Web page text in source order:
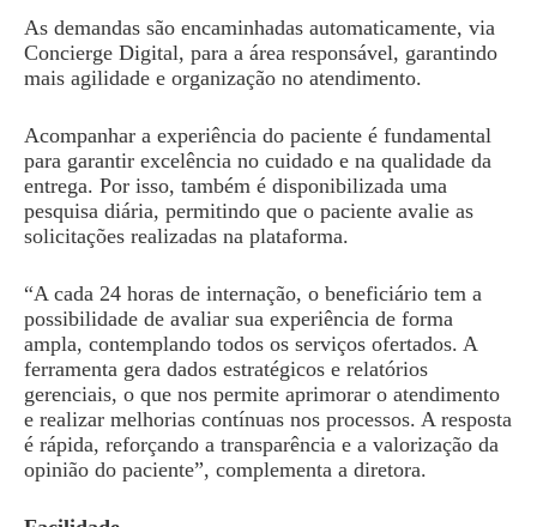
As demandas são encaminhadas automaticamente, via
Concierge Digital, para a área responsável, garantindo
mais agilidade e organização no atendimento.
Acompanhar a experiência do paciente é fundamental
para garantir excelência no cuidado e na qualidade da
entrega. Por isso, também é disponibilizada uma
pesquisa diária, permitindo que o paciente avalie as
solicitações realizadas na plataforma.
“A cada 24 horas de internação, o beneficiário tem a
possibilidade de avaliar sua experiência de forma
ampla, contemplando todos os serviços ofertados. A
ferramenta gera dados estratégicos e relatórios
gerenciais, o que nos permite aprimorar o atendimento
e realizar melhorias contínuas nos processos. A resposta
é rápida, reforçando a transparência e a valorização da
opinião do paciente”, complementa a diretora.